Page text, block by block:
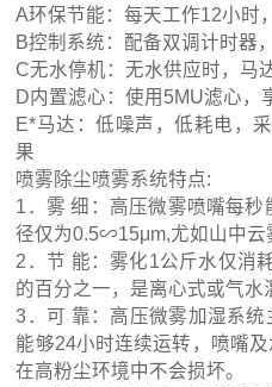
A环保节能：每天工作12小时
B控制系统：配备双调计时器
C无水停机：无水供应时，马
D内置滤心：使用5MU滤心，
E*马达：低噪声，低耗电，
果
喷雾除尘喷雾系统特点:
1．雾 细：高压微雾喷嘴每
径仅为0.5∽15μm,尤如山中云
2．节 能：雾化1公斤水仅消
的百分之一，是离心式或气水
3．可 靠：高压微雾加湿系统
能够24小时连续运转，喷嘴
在高粉尘环境中不会损坏。